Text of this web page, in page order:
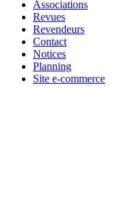
Associations
Revues
Revendeurs
Contact
Notices
Planning
Site e-commerce